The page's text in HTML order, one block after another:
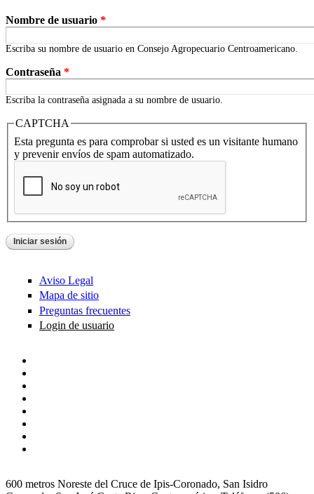
Nombre de usuario *
Escriba su nombre de usuario en Consejo Agropecuario Centroamericano.
Contraseña *
Escriba la contraseña asignada a su nombre de usuario.
CAPTCHA
Esta pregunta es para comprobar si usted es un visitante humano
y prevenir envíos de spam automatizado.
Aviso Legal
Mapa de sitio
Preguntas frecuentes
Login de usuario
600 metros Noreste del Cruce de Ipis-Coronado, San Isidro